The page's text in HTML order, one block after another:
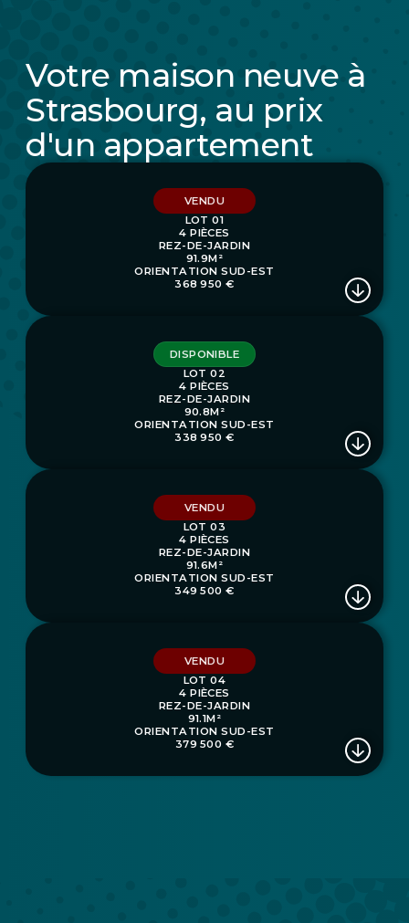
Votre maison neuve à
Strasbourg, au prix
d'un appartement
VENDU
LOT 01
4 PIÈCES
REZ-DE-JARDIN
91.9M²
ORIENTATION SUD-EST
368 950 €
DISPONIBLE
LOT 02
4 PIÈCES
REZ-DE-JARDIN
90.8M²
ORIENTATION SUD-EST
338 950 €
VENDU
LOT 03
4 PIÈCES
REZ-DE-JARDIN
91.6M²
ORIENTATION SUD-EST
349 500 €
VENDU
LOT 04
4 PIÈCES
REZ-DE-JARDIN
91.1M²
ORIENTATION SUD-EST
379 500 €